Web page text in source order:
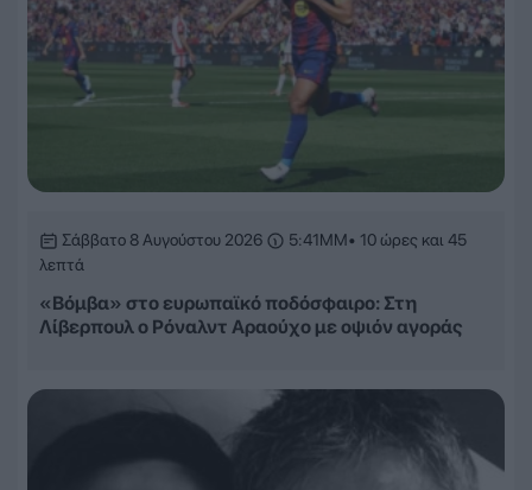
Σάββατο 8 Αυγούστου 2026 5:41ΜΜ• 10 ώρες και 45
λεπτά
«Βόμβα» στο ευρωπαϊκό ποδόσφαιρο: Στη
Λίβερπουλ ο Ρόναλντ Αραούχο με οψιόν αγοράς